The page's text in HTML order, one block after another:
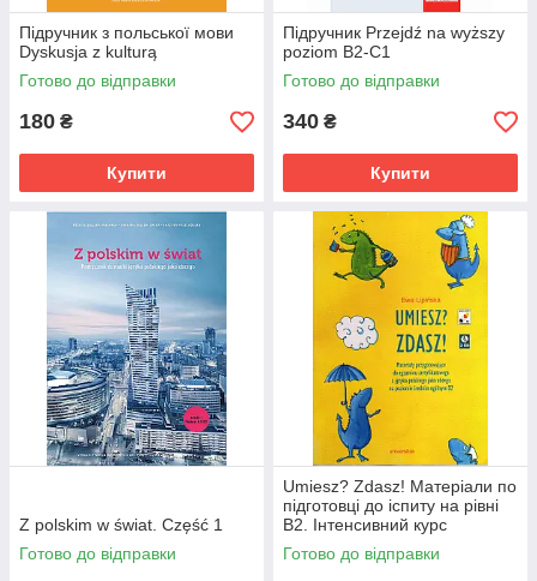
Підручник з польської мови
Dyskusja z kulturą
Готово до відправки
180 ₴
Купити
Підручник Przejdź na wyższy
poziom B2-С1
Готово до відправки
340 ₴
Купити
Z polskim w świat. Część 1
Готово до відправки
Umiesz? Zdasz! Матеріали по
підготовці до іспиту на рівні
В2. Інтенсивний курс
Готово до відправки